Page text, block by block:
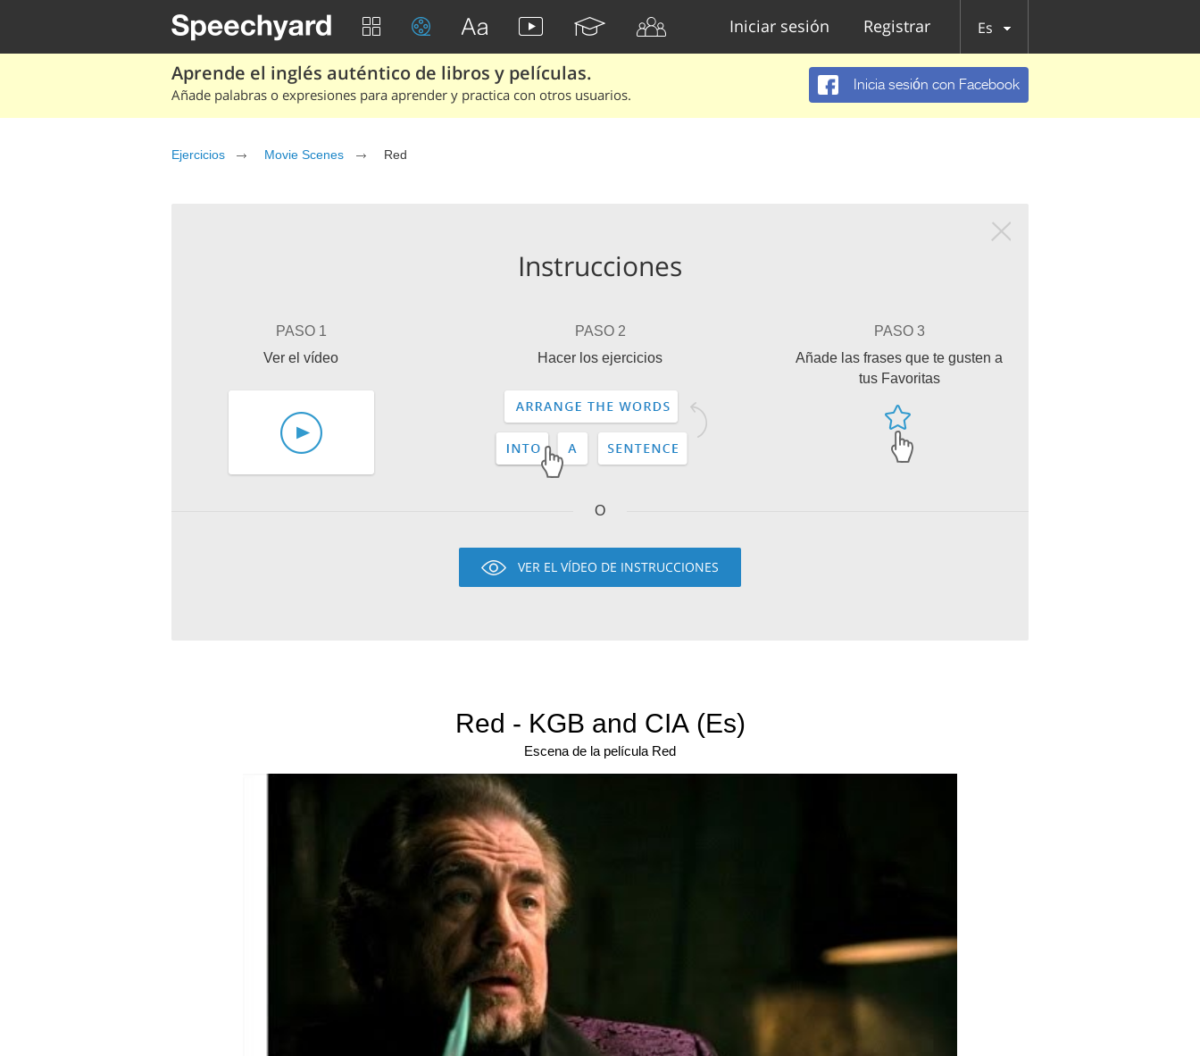
Iniciar sesión Registrar Es
Aprende el inglés auténtico de libros y películas.
Añade palabras o expresiones para aprender y practica con otros usuarios.
Inicia sesión con Facebook
Ejercicios Movie Scenes Red
Instrucciones
PASO 1
Ver el vídeo
PASO 2
Hacer los ejercicios
PASO 3
Añade las frases que te gusten a
tus Favoritas
O
VER EL VÍDEO DE INSTRUCCIONES
Red - KGB and CIA (Es)
Escena de la película Red